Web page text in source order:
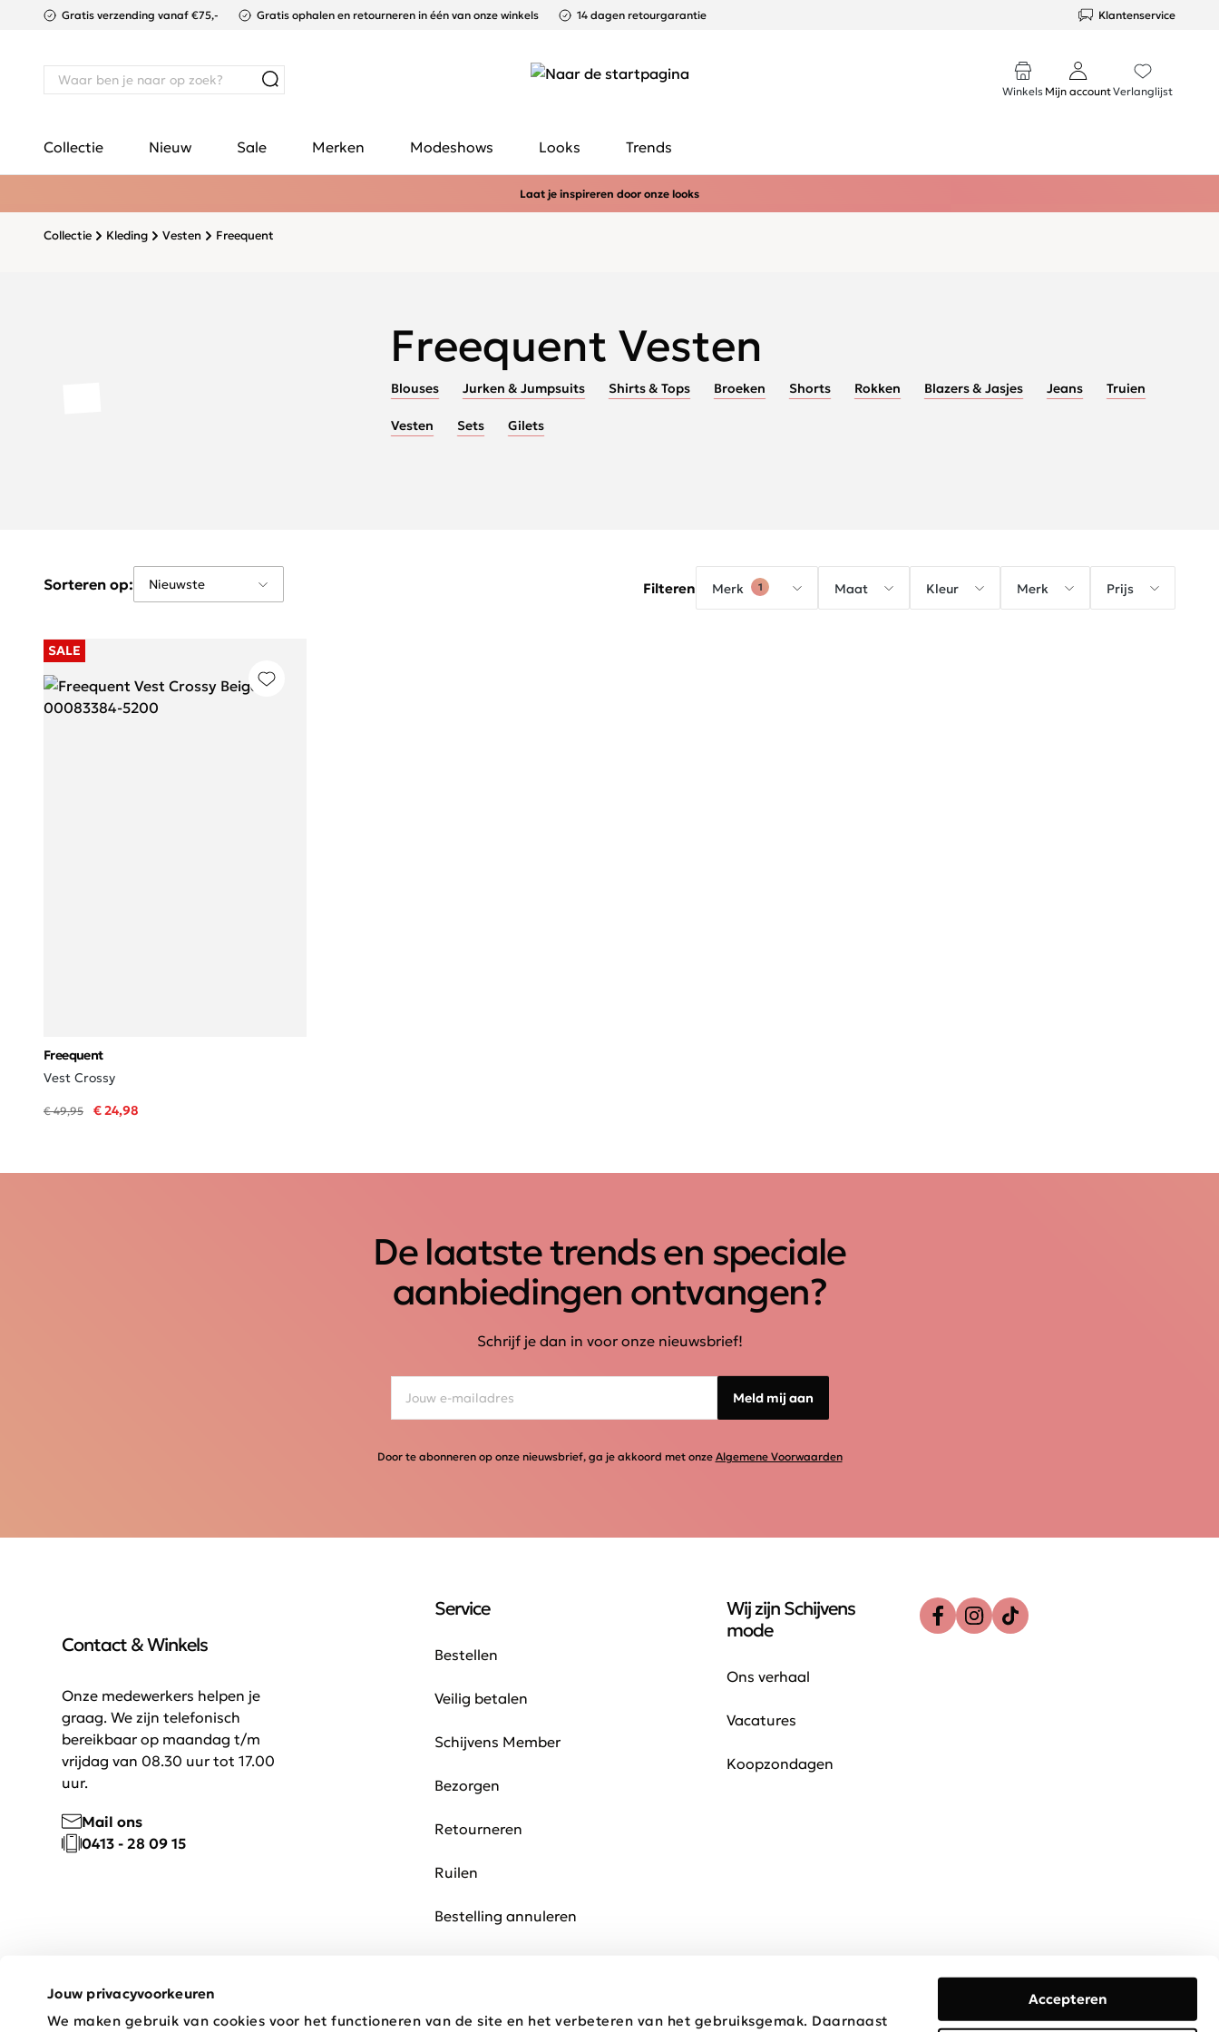
Jouw privacyvoorkeuren
We maken gebruik van cookies voor het functioneren van de site en het verbeteren van het gebruiksgemak. Daarnaast
Accepteren
Gratis verzending vanaf €75,- Gratis ophalen en retourneren in één van onze winkels 14 dagen retourgarantie Klantenservice
Winkels Mijn accountVerlanglijst
Collectie Nieuw Sale Merken Modeshows Looks Trends
Laat je inspireren door onze looks
Collectie Kleding Vesten Freequent
Freequent Vesten
Blouses Jurken & Jumpsuits Shirts & Tops Broeken Shorts Rokken Blazers & Jasjes Jeans Truien
Vesten Sets Gilets
Filteren Merk 1 Maat Kleur Merk Prijs
Sorteren op:
SALE
Freequent
Vest Crossy
€ 49,95 € 24,98
De laatste trends en speciale
aanbiedingen ontvangen?
Schrijf je dan in voor onze nieuwsbrief!
Meld mij aan
Door te abonneren op onze nieuwsbrief, ga je akkoord met onze Algemene Voorwaarden
Contact & Winkels
Onze medewerkers helpen je
graag. We zijn telefonisch
bereikbaar op maandag t/m
vrijdag van 08.30 uur tot 17.00
uur.
Mail ons
0413 - 28 09 15
Service
Bestellen
Veilig betalen
Schijvens Member
Bezorgen
Retourneren
Ruilen
Bestelling annuleren
Wij zijn Schijvens
mode
Ons verhaal
Vacatures
Koopzondagen